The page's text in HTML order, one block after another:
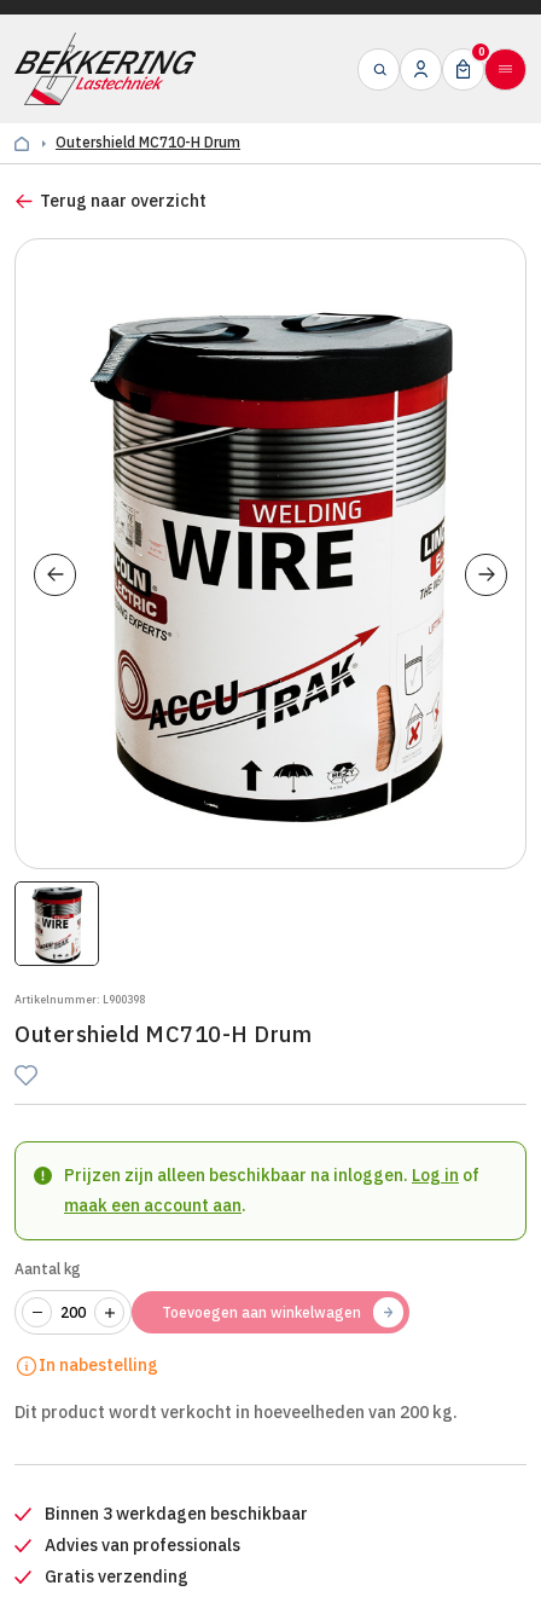
0
Outershield MC710-H Drum
Terug naar overzicht
Artikelnummer: L900398
Outershield MC710-H Drum
Prijzen zijn alleen beschikbaar na inloggen. Log in of
maak een account aan.
Aantal kg
Toevoegen aan winkelwagen
In nabestelling
Dit product wordt verkocht in hoeveelheden van 200 kg.
Binnen 3 werkdagen beschikbaar
Advies van professionals
Gratis verzending